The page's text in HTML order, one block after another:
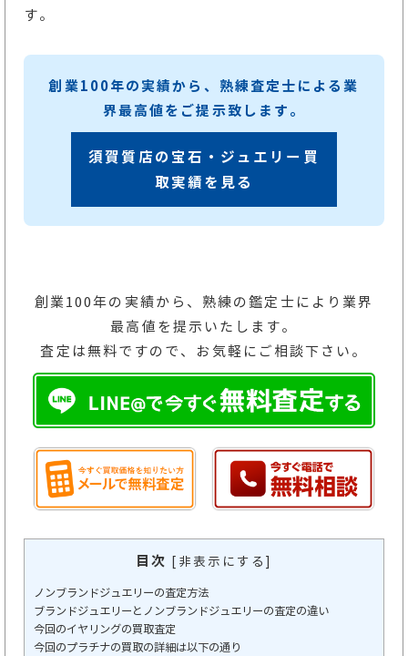
す。
創業100年の実績から、熟練査定士による業
界最高値をご提示致します。
須賀質店の宝石・ジュエリー買
取実績を見る
創業100年の実績から、熟練の鑑定士により業界
最高値を提示いたします。
査定は無料ですので、お気軽にご相談下さい。
目次 [ 非表示にする]
ノンブランドジュエリーの査定方法
ブランドジュエリーとノンブランドジュエリーの査定の違い
今回のイヤリングの買取査定
今回のプラチナの買取の詳細は以下の通り